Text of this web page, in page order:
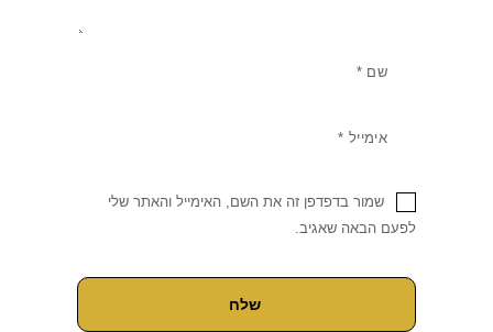
שמור בדפדפן זה את השם, האימייל והאתר שלי
לפעם הבאה שאגיב.